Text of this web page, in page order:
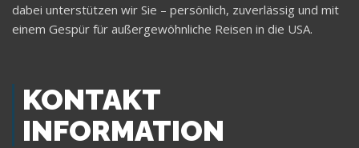
dabei unterstützen wir Sie – persönlich, zuverlässig und mit
einem Gespür für außergewöhnliche Reisen in die USA.
KONTAKT
INFORMATION